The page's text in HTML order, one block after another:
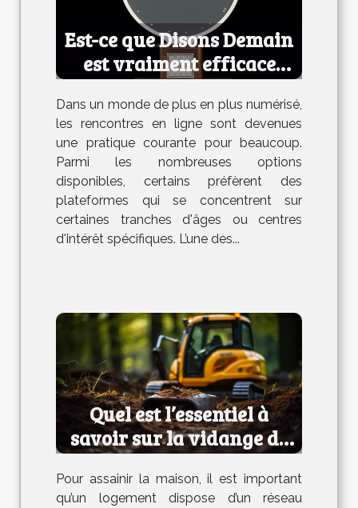
Est-ce que Disons Demain
est vraiment efficace
pour les rencontres ?
Dans un monde de plus en plus numérisé,
les rencontres en ligne sont devenues
une pratique courante pour beaucoup.
Parmi les nombreuses options
disponibles, certains préfèrent des
plateformes qui se concentrent sur
certaines tranches d'âges ou centres
d'intérêt spécifiques. L’une des...
Quel est l’essentiel à
savoir sur la vidange de
fosse septique ?
Pour assainir la maison, il est important
qu’un logement dispose d’un réseau